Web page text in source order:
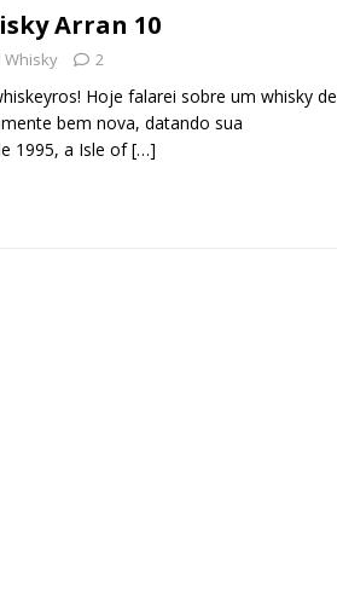
Arran 10
Whisky 2
Hoje falarei sobre um whisky de
bem nova, datando sua
1995, a Isle of[…]